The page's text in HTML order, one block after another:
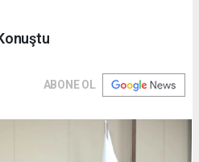
ABONE OL